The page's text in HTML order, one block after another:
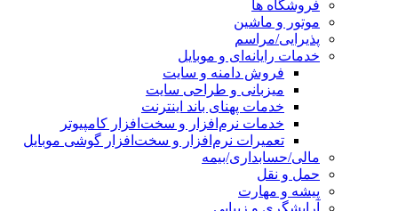
فروشگاه ها
موتور و ماشین
پذیرایی/مراسم
خدمات رایانه‌ای و موبایل
فروش دامنه و سایت
میزبانی و طراحی سایت
خدمات پهنای باند اینترنت
خدمات نرم‌افزار و سخت‌افزار کامپیوتر
تعمیرات نرم‌افزار و سخت‌افزار گوشی موبایل
مالی/حسابداری/بیمه
حمل و نقل
پیشه و مهارت